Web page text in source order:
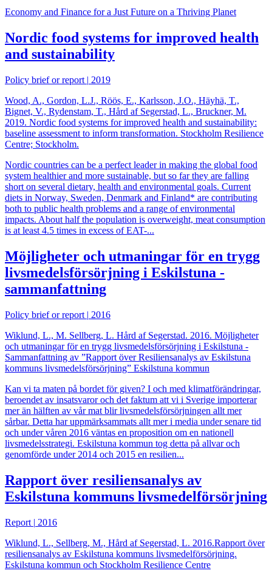
Economy and Finance for a Just Future on a Thriving Planet
Nordic food systems for improved health
and sustainability
Policy brief or report | 2019
Wood, A., Gordon, L.J., Röös, E., Karlsson, J.O., Häyhä, T.,
Bignet, V., Rydenstam, T., Hård af Segerstad, L., Bruckner, M.
2019. Nordic food systems for improved health and sustainability:
baseline assessment to inform transformation. Stockholm Resilience
Centre; Stockholm.
Nordic countries can be a perfect leader in making the global food
system healthier and more sustainable, but so far they are falling
short on several dietary, health and environmental goals. Current
diets in Norway, Sweden, Denmark and Finland* are contributing
both to public health problems and a range of environmental
impacts. About half the population is overweight, meat consumption
is at least 4.5 times in excess of EAT-...
Möjligheter och utmaningar för en trygg
livsmedelsförsörjning i Eskilstuna -
sammanfattning
Policy brief or report | 2016
Wiklund, L., M. Sellberg, L. Hård af Segerstad. 2016. Möjligheter
och utmaningar för en trygg livsmedelsförsörjning i Eskilstuna -
Sammanfattning av ”Rapport över Resiliensanalys av Eskilstuna
kommuns livsmedelsförsörjning” Eskilstuna kommun
Kan vi ta maten på bordet för given? I och med klimatförändringar,
beroendet av insatsvaror och det faktum att vi i Sverige importerar
mer än hälften av vår mat blir livsmedelsförsörjningen allt mer
sårbar. Detta har uppmärksammats allt mer i media under senare tid
och under våren 2016 väntas en proposition om en nationell
livsmedelsstrategi. Eskilstuna kommun tog detta på allvar och
genomförde under 2014 och 2015 en resilien...
Rapport över resiliensanalys av
Eskilstuna kommuns livsmedelförsörjning
Report | 2016
Wiklund, L., Sellberg, M., Hård af Segerstad, L. 2016.Rapport över
resiliensanalys av Eskilstuna kommuns livsmedelförsörjning.
Eskilstuna kommun och Stockholm Resilience Centre